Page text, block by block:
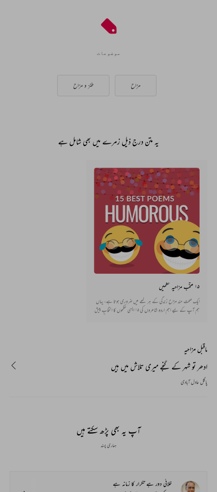
موضوعات
مزاح طنز و مزاح
یہ متن درج ذیل زمرے میں بھی شامل ہے
۱۵ منتخب مزاحیہ نظمیں
ایک صحت مند مزاح زندگی کے ہر لمحے میں ضروری ہوتا ہے، یہاں
ہم آپ کے لیے اہم اردو شاعروں کی ۱۵ ایسی نظموں کا انتخاب پیش
ماقبل مزاحیہ
ادھر تو شہر کے گنجے میری تلاش میں ہیں
پاگل عادل آبادی
آپ یہ بھی پڑھ سکتے ہیں
ہماری پسند
خلائی دور ہے تکرار کا زمانہ ہے